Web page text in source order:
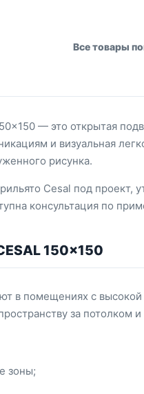
Все товары
— это открытая
и визуальная
рисунка.
Cesal под проект,
консультация по
150×150
в помещениях с
за
зоны;